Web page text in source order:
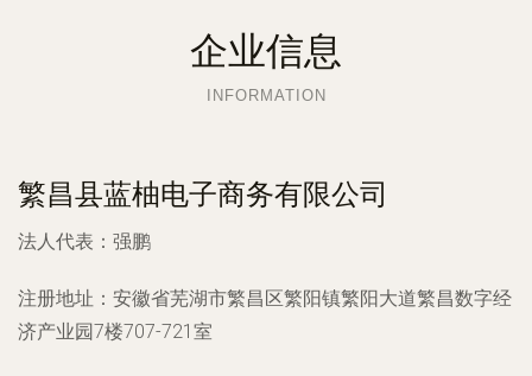
企业信息
INFORMATION
繁昌县蓝柚电子商务有限公司
法人代表： 强鹏
注册地址： 安徽省芜湖市繁昌区繁阳镇繁阳大道繁昌数字经
济产业园7楼707-721室